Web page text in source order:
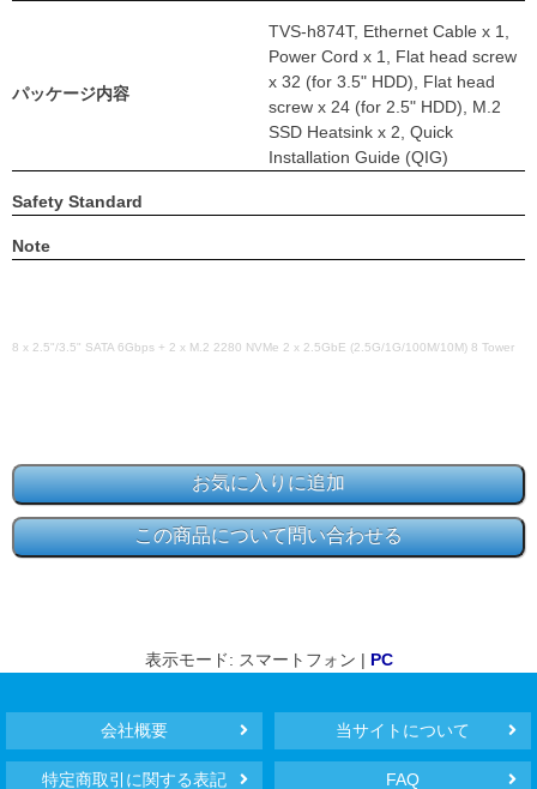
パッケージ内容
TVS-h874T, Ethernet Cable x 1,
Power Cord x 1, Flat head screw
x 32 (for 3.5" HDD), Flat head
screw x 24 (for 2.5" HDD), M.2
SSD Heatsink x 2, Quick
Installation Guide (QIG)
Safety Standard
Note
8 x 2.5"/3.5" SATA 6Gbps + 2 x M.2 2280 NVMe 2 x 2.5GbE (2.5G/1G/100M/10M) 8 Tower
表示モード: スマートフォン | PC
会社概要 当サイトについて
特定商取引に関する表記 FAQ